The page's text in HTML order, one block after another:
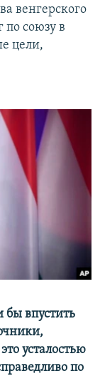
венгерского
по союзу в
цели,
впустить
усталостью
по